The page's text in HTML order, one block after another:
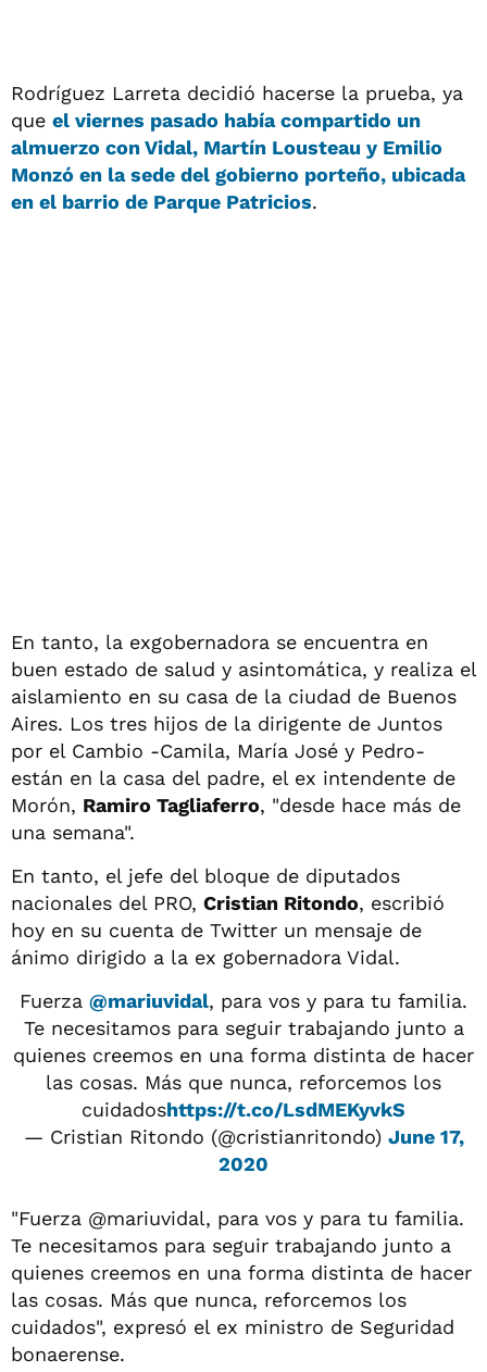
Rodríguez Larreta decidió hacerse la prueba, ya
que el viernes pasado había compartido un
almuerzo con Vidal, Martín Lousteau y Emilio
Monzó en la sede del gobierno porteño, ubicada
en el barrio de Parque Patricios.
En tanto, la exgobernadora se encuentra en
buen estado de salud y asintomática, y realiza el
aislamiento en su casa de la ciudad de Buenos
Aires. Los tres hijos de la dirigente de Juntos
por el Cambio -Camila, María José y Pedro-
están en la casa del padre, el ex intendente de
Morón, Ramiro Tagliaferro, "desde hace más de
una semana".
En tanto, el jefe del bloque de diputados
nacionales del PRO, Cristian Ritondo, escribió
hoy en su cuenta de Twitter un mensaje de
ánimo dirigido a la ex gobernadora Vidal.
Fuerza @mariuvidal, para vos y para tu familia.
Te necesitamos para seguir trabajando junto a
quienes creemos en una forma distinta de hacer
las cosas. Más que nunca, reforcemos los
cuidadoshttps://t.co/LsdMEKyvkS
— Cristian Ritondo (@cristianritondo) June 17,
2020
"Fuerza @mariuvidal, para vos y para tu familia.
Te necesitamos para seguir trabajando junto a
quienes creemos en una forma distinta de hacer
las cosas. Más que nunca, reforcemos los
cuidados", expresó el ex ministro de Seguridad
bonaerense.